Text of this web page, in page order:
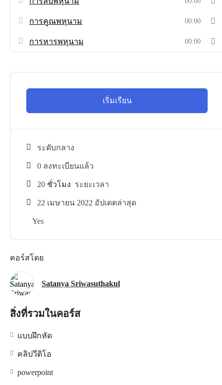
การคูณพหุนาม 00:00
การหารพหุนาม 00:00
เริ่มเรียน
ระดับกลาง
0 ลงทะเบียนแล้ว
20 ชั่วโมง ระยะเวลา
22 เมษายน 2022 อัปเดตล่าสุด
Yes
คอร์สโดย
Satanya Sriwasuthakul
สิ่งที่รวมในคอร์ส
แบบฝึกหัด
คลิปวีดิโอ
powerpoint